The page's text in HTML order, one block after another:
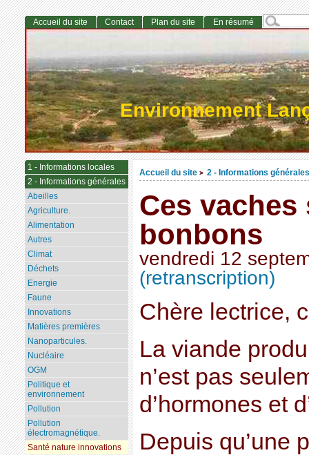
Environnement
Accueil du site > 2 - Informations générales
Ces
bonbons
vendredi 12
(retranscription)
Chère lectrice,
La viande
n’est pas
d’hormones et
Depuis qu’une
Accueil du site Contact Plan du site En résumé
1 - Informations locales
2 - Informations générales
Abeilles
Agriculture.
Alimentation
Autres
Climat
Déchets
Energie
Faune
Innovations
Matières premières
Nanoparticules.
Nucléaire
OGM
Politique et
environnement
Pollution
Pollution
électromagnétique.
Santé nature innovations